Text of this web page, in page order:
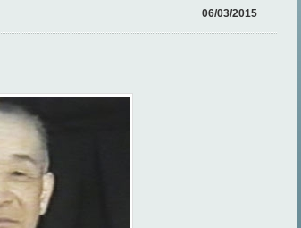
06/03/2015